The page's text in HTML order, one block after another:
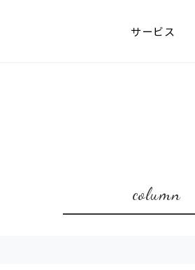
サービス
column